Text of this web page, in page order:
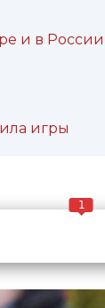
и в России
игры
1